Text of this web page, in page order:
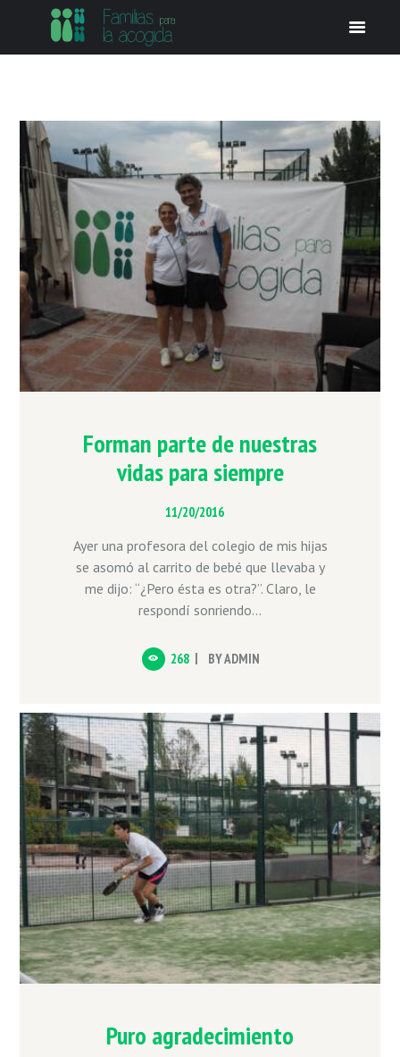
Forman parte de nuestras
vidas para siempre
11/20/2016
Ayer una profesora del colegio de mis hijas
se asomó al carrito de bebé que llevaba y
me dijo: “¿Pero ésta es otra?”. Claro, le
respondí sonriendo...
268 BYADMIN
Puro agradecimiento